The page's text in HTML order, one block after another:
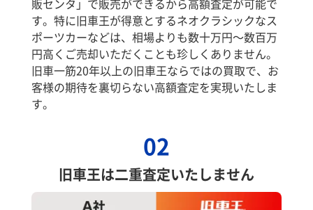
販センタ」で販売ができるから高額査定が可能で
す。特に旧車王が得意とするネオクラシックなス
ポーツカーなどは、相場よりも数十万円～数百万
円高くご売却いただくことも珍しくありません。
旧車一筋20年以上の旧車王ならではの買取で、お
客様の期待を裏切らない高額査定を実現いたしま
す。
02
旧車王は二重査定いたしません